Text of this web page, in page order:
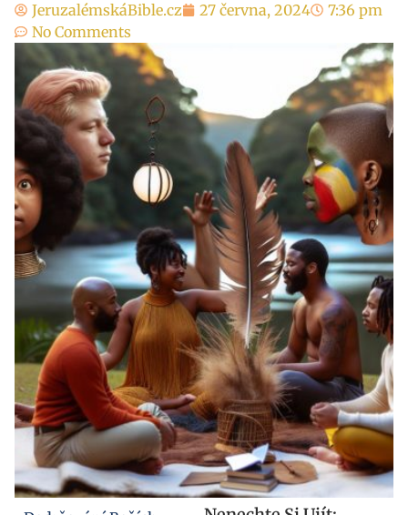
JeruzalémskáBible.cz
27 června, 2024
7:36 pm
No Comments